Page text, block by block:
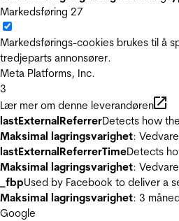
Markedsføring 27
Markedsførings-cookies brukes til å
tredjeparts annonsører.
Meta Platforms, Inc.
3
Lær mer om denne leverandøren
lastExternalReferrerDetects how
Maksimal lagringsvarighet:
lastExternalReferrerTimeDetects
Maksimal lagringsvarighet:
_fbpUsed by Facebook to deliver a
Maksimal lagringsvarighet: 3
Google